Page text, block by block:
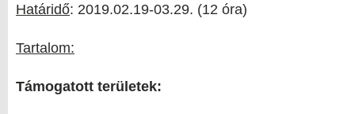
Határidő: 2019.02.19-03.29. (12 óra)
Tartalom:
Támogatott területek: